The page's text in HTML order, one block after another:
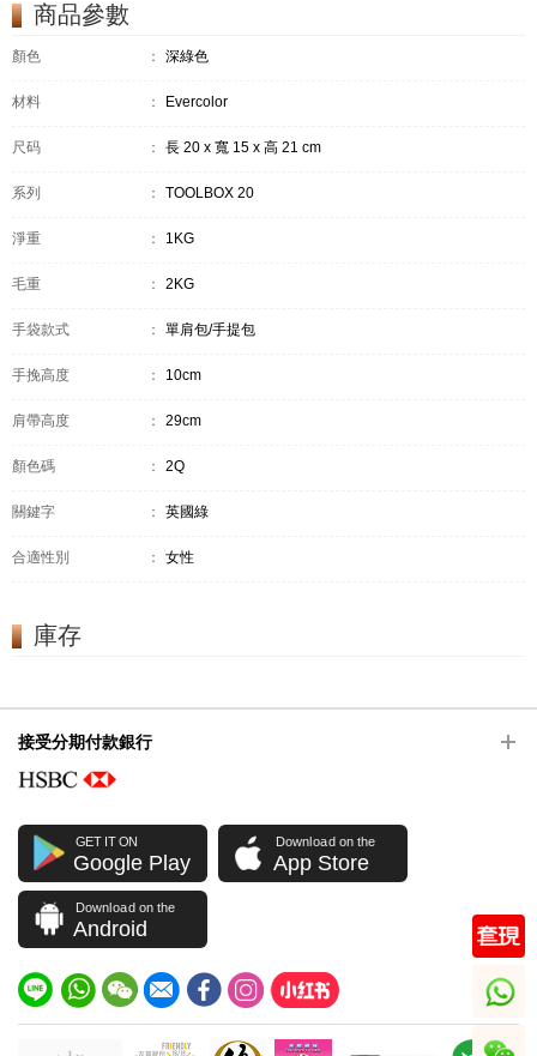
商品參數
顏色 ： 深綠色
材料 ： Evercolor
尺码 ： 長 20 x 寬 15 x 高 21 cm
系列 ： TOOLBOX 20
淨重 ： 1KG
毛重 ： 2KG
手袋款式 ： 單肩包/手提包
手挽高度 ： 10cm
肩帶高度 ： 29cm
顏色碼 ： 2Q
關鍵字 ： 英國綠
合適性別 ： 女性
庫存
接受分期付款銀行
GET IT ON
Google Play
Download on the
App Store
Download on the
Android
whatsapp